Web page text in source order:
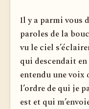
Il y a parmi vous
paroles de la
vu le ciel
qui descendait
entendu une
l’ordre de qui je
est et qui